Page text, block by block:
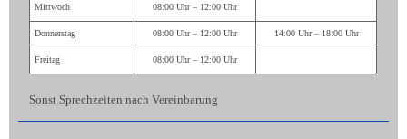
Mittwoch 08:00 Uhr – 12:00 Uhr
Donnerstag 08:00 Uhr – 12:00 Uhr 14:00 Uhr – 18:00 Uhr
Freitag 08:00 Uhr – 12:00 Uhr
Sonst Sprechzeiten nach Vereinbarung